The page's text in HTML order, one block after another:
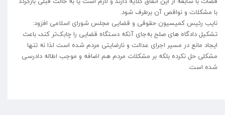
با مشکلات و نواقص آن برطرف شود.
نایب رئیس کمیسیون حقوقی و قضایی مجلس شورای اسلامی افزود:
تشکیل دادگاه های صلح به‌جای آنکه دستگاه قضایی را چابک‌تر کند، باعث
ایجاد مانع در مسیر اجرای عدالت و نارضایتی مردم شده است لذا نه تنها
مشکلی حل نکرده بلکه بر مشکلات مردم هم اضافه و موجب اطاله دادرسی
شده است.